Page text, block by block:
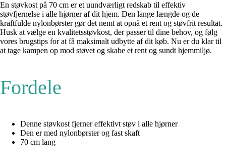
En støvkost på 70 cm er et uundværligt redskab til effektiv
støvfjernelse i alle hjørner af dit hjem. Den lange længde og de
kraftfulde nylonbørster gør det nemt at opnå et rent og støvfrit resultat.
Husk at vælge en kvalitetsstøvkost, der passer til dine behov, og følg
vores brugstips for at få maksimalt udbytte af dit køb. Nu er du klar til
at tage kampen op mod støvet og skabe et rent og sundt hjemmiljø.
Fordele
Denne støvkost fjerner effektivt støv i alle hjørner
Den er med nylonbørster og fast skaft
70 cm lang